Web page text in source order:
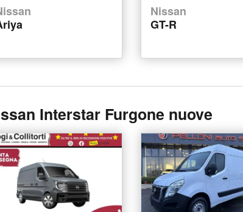
Nissan
GT-R
Interstar Furgone nuove